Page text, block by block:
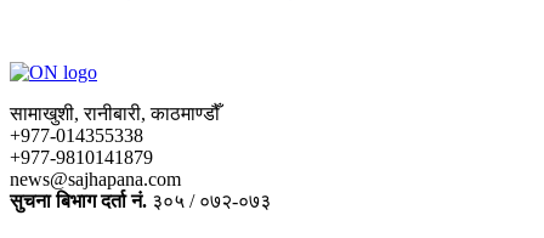
सामाखुशी, रानीबारी, काठमाण्डौँ
+977-014355338
+977-9810141879
news@sajhapana.com
सुचना बिभाग दर्ता नं. ३०५ / ०७२-०७३